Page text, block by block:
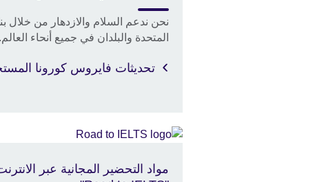
نحن ندعم السلام والازدهار من خلال
المتحدة والبلدان في جميع أنحاء العالم.
تحديثات فايروس كورونا
مواد التحضير المجانية عبر